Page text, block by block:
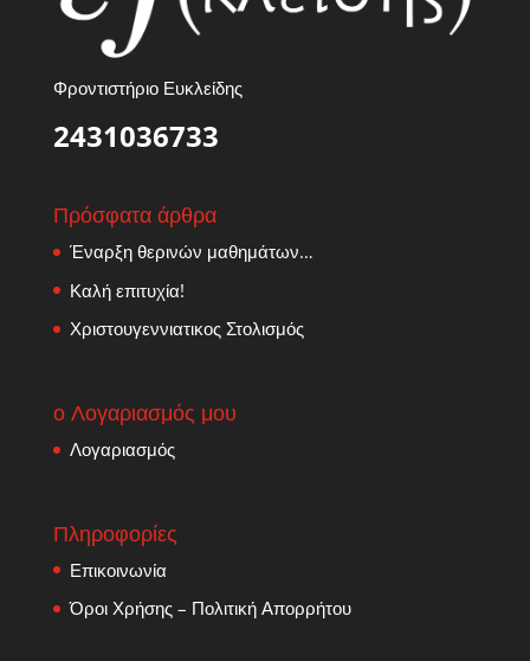
Φροντιστήριο Ευκλείδης
2431036733
Πρόσφατα άρθρα
Έναρξη θερινών μαθημάτων…
Καλή επιτυχία!
Χριστουγεννιατικος Στολισμός
ο Λογαριασμός μου
Λογαριασμός
Πληροφορίες
Επικοινωνία
Όροι Χρήσης – Πολιτική Απορρήτου